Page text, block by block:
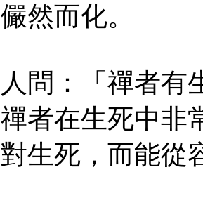
而化。
：「禪者有
者在生死中非
生死，而能從